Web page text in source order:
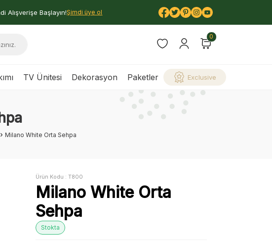
Alışverişe Başlayın!Şimdi üye ol
0
TV Ünitesi Dekorasyon Paketler Exclusive
Milano White Orta Sehpa
Ürün Kodu :T800
Milano White Orta
Sehpa
Stokta